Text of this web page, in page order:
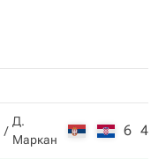
Д.
Маркан
6 4